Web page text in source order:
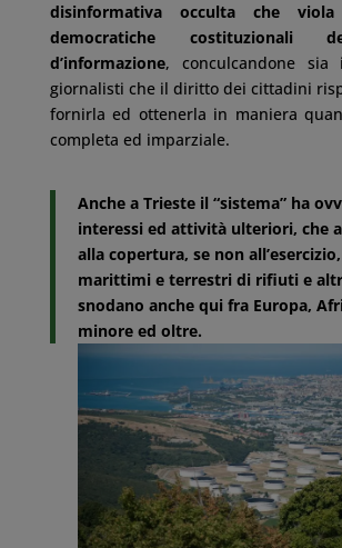
disinformativa occulta che
democratiche costituzionali
d’informazione, conculcandone
giornalisti che il diritto dei cittadini
fornirla ed ottenerla in maniera
completa ed imparziale.
Anche a Trieste il “sistema” ha
interessi ed attività ulteriori, che
alla copertura, se non
marittimi e terrestri di rifiuti e
snodano anche qui fra Europa,
minore ed oltre.